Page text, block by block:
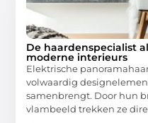
De haardenspecialist
moderne interieurs
Elektrische
volwaardig
samenbrengt. Door hun
vlambeeld trekken ze